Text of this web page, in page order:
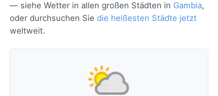
— siehe Wetter in allen großen Städten in Gambia,
oder durchsuchen Sie die heißesten Städte jetzt
weltweit.